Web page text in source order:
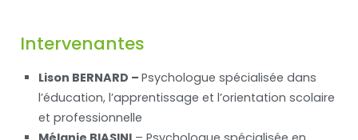
Intervenantes
Lison BERNARD –Psychologue spécialisée dans
l’éducation, l’apprentissage et l’orientation scolaire
et professionnelle